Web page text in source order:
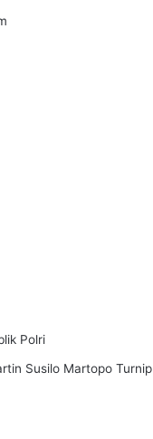
Polri
Susilo Martopo Turnip